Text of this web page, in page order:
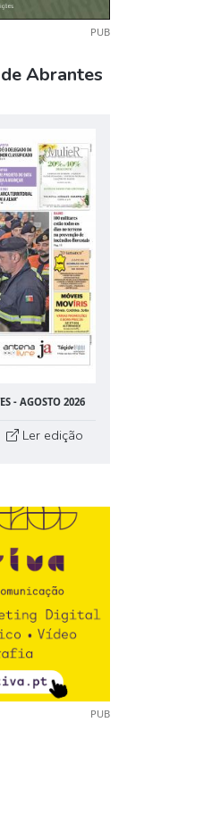
PUB
Abrantes
- AGOSTO 2026
Ler edição
PUB